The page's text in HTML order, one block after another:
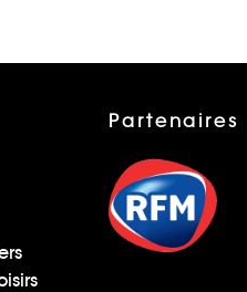
Partenaires